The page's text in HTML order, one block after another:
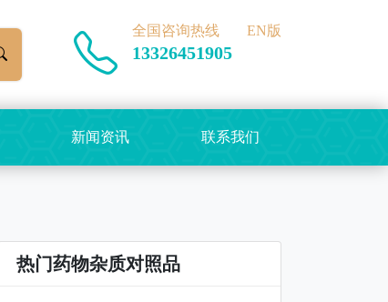
全国咨询热线
13326451905
EN版
新闻资讯 联系我们
热门药物杂质对照品